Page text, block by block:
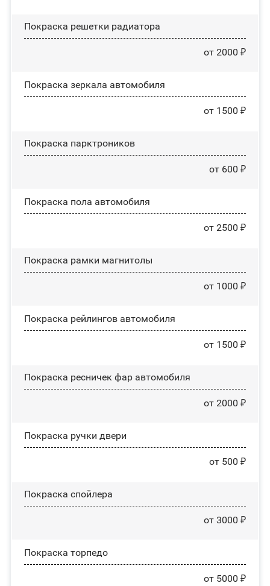
Покраска решетки радиатора
от 2000 ₽
Покраска зеркала автомобиля
от 1500 ₽
Покраска парктроников
от 600 ₽
Покраска пола автомобиля
от 2500 ₽
Покраска рамки магнитолы
от 1000 ₽
Покраска рейлингов автомобиля
от 1500 ₽
Покраска ресничек фар автомобиля
от 2000 ₽
Покраска ручки двери
от 500 ₽
Покраска спойлера
от 3000 ₽
Покраска торпедо
от 5000 ₽